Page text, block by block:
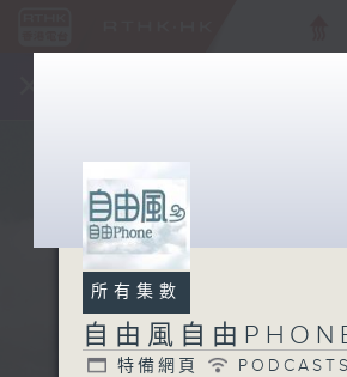
所有集數
自由風自由
特備網頁 PODCASTS